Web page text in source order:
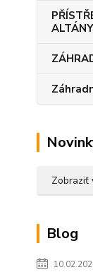
ALTÁNY
Zobraziť
Blog